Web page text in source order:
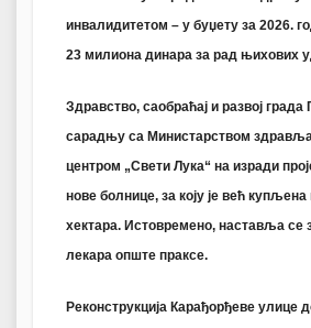
инвалидитетом – у буџету за 2026.
23 милиона динара за рад њихових
Здравство, саобраћај и развој
сарадњу са Министарством
центром „Свети Лука“ на изради
нове болнице, за коју је већ
хектара. Истовремено, наставља
лекара опште праксе.
Реконструкција Карађорђеве улице